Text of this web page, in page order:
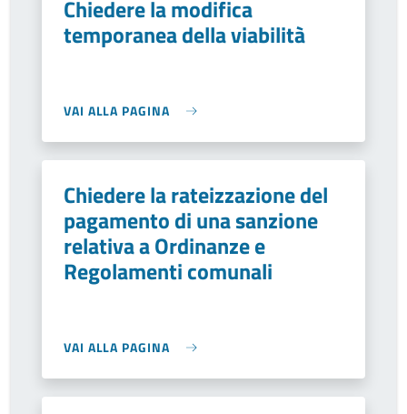
Chiedere la modifica
temporanea della viabilità
VAI ALLA PAGINA
Chiedere la rateizzazione del
pagamento di una sanzione
relativa a Ordinanze e
Regolamenti comunali
VAI ALLA PAGINA